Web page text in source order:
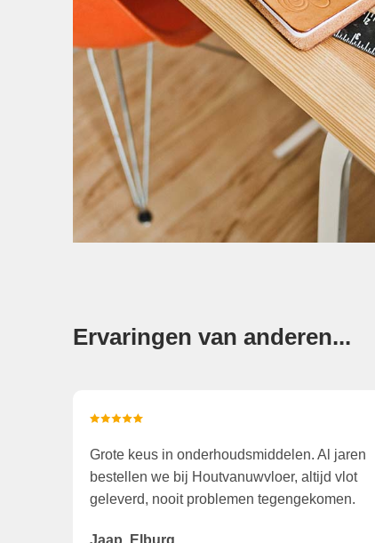
Ervaringen van anderen...
Grote keus in onderhoudsmiddelen. Al jaren
bestellen we bij Houtvanuwvloer, altijd vlot
geleverd, nooit problemen tegengekomen.
Jaap, Elburg